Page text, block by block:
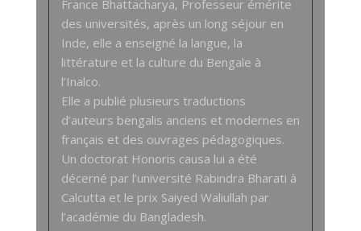
France Bhattacharya, Professeur émérite
des universités, après un long séjour en
Inde, elle a enseigné la langue, la
littérature et la culture du Bengale à
l’Inalco.
Elle a publié plusieurs traductions
d’auteurs bengalis anciens et modernes en
français et des ouvrages pédagogiques.
Un doctorat Honoris causa lui a été
décerné par l’université Rabindra Bharati à
Calcutta et le prix Saiyed Waliullah par
l’académie du Bangladesh.